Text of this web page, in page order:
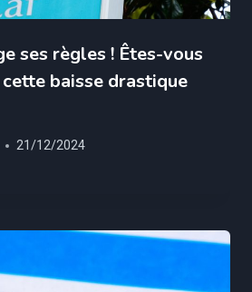
ses règles ! Êtes-vous
baisse drastique
21/12/2024